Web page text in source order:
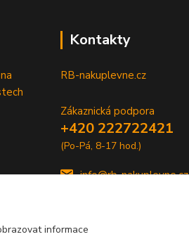
Kontakty
RB-nakuplevne.cz
Zákaznická podpora
+420 222722421
(Po-Pá, 8-17 hod.)
info@rb-nakuplevne.cz
informace